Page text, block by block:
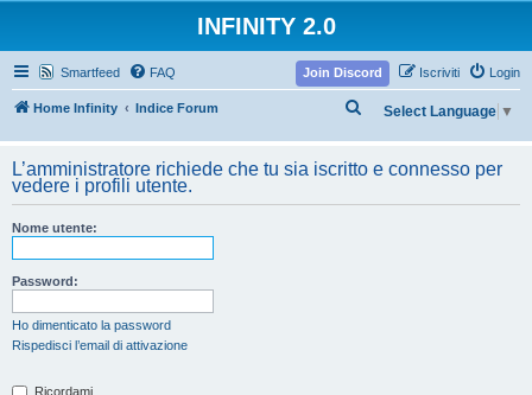
INFINITY 2.0
Smartfeed FAQ Login
Iscriviti
Join Discord
Home Infinity Indice Forum Select Language ▼
r
L’amministratore richiede che tu sia iscritto e connesso per
vedere i profili utente.
Nome utente:
Password:
Ho dimenticato la password
Rispedisci l’email di attivazione
Ricordami